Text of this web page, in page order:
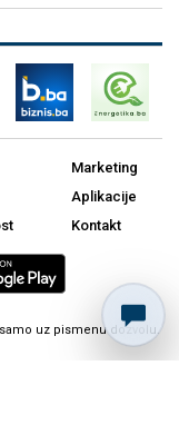
Marketing
Aplikacije
Kontakt
uz pismenu dozvolu.